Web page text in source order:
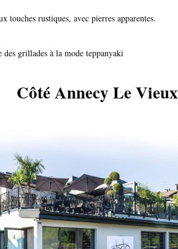
touches rustiques, avec pierres apparentes.
grillades à la mode teppanyaki
Côté Annecy Le Vieux